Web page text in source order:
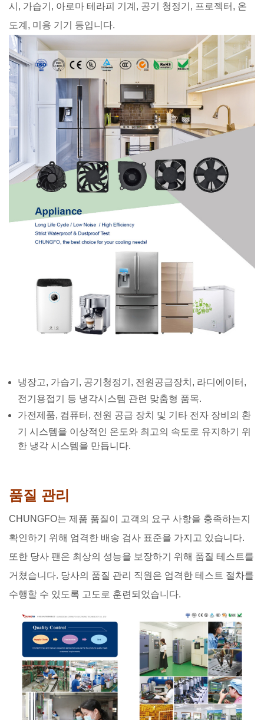
시, 가습기, 아로마 테라피 기계, 공기 청정기, 프로젝터, 온
도계, 미용 기기 등입니다.
냉장고, 가습기, 공기청정기, 전원공급장치, 라디에이터,
전기용접기 등 냉각시스템 관련 맞춤형 품목.
가전제품, 컴퓨터, 전원 공급 장치 및 기타 전자 장비의 환
기 시스템을 이상적인 온도와 최고의 속도로 유지하기 위
한 냉각 시스템을 만듭니다.
품질 관리
CHUNGFO는 제품 품질이 고객의 요구 사항을 충족하는지
확인하기 위해 엄격한 배송 검사 표준을 가지고 있습니다.
또한 당사 팬은 최상의 성능을 보장하기 위해 품질 테스트를
거쳤습니다. 당사의 품질 관리 직원은 엄격한 테스트 절차를
수행할 수 있도록 고도로 훈련되었습니다.